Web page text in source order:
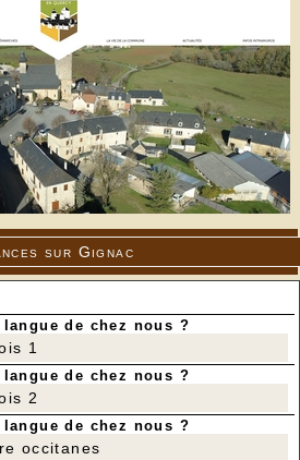
sur Gignac
de chez nous ?
1
de chez nous ?
2
de chez nous ?
occitanes